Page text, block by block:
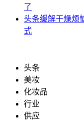
了
头条缓解干燥烦
式
头条
美妆
化妆品
行业
供应